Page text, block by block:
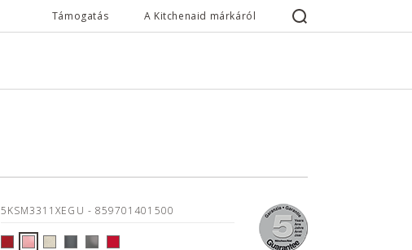
Támogatás A Kitchenaid márkáról
5KSM3311XEGU - 859701401500